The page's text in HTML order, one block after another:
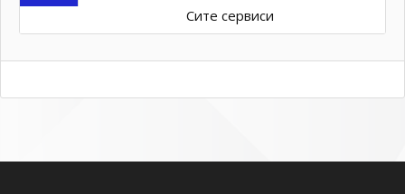
Сите сервиси